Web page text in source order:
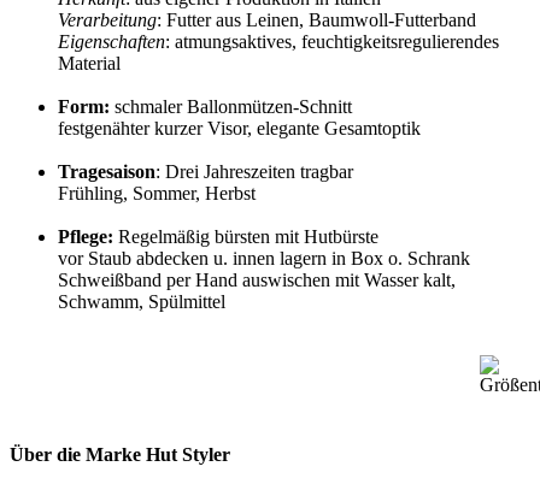
Verarbeitung: Futter aus Leinen, Baumwoll-Futterband
Eigenschaften: atmungsaktives, feuchtigkeitsregulierendes
Material
Form: schmaler Ballonmützen-Schnitt
festgenähter kurzer Visor, elegante Gesamtoptik
Tragesaison: Drei Jahreszeiten tragbar
Frühling, Sommer, Herbst
Pflege: Regelmäßig bürsten mit Hutbürste
vor Staub abdecken u. innen lagern in Box o. Schrank
Schweißband per Hand auswischen mit Wasser kalt,
Schwamm, Spülmittel
Über die Marke Hut Styler